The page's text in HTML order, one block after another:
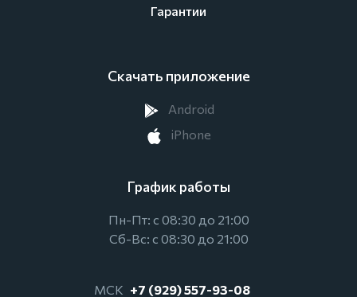
Гарантии
Скачать приложение
Android
iPhone
График работы
Пн-Пт: с 08:30 до 21:00
Сб-Вс: с 08:30 до 21:00
МСК +7 (929) 557-93-08